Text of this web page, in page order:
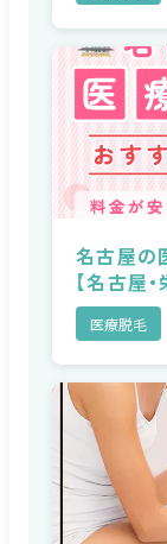
名古屋の
【名古屋・
医療脱毛